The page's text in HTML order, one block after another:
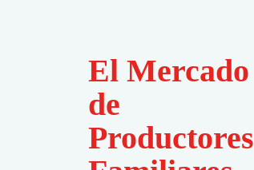
El Mercado
de
Productores